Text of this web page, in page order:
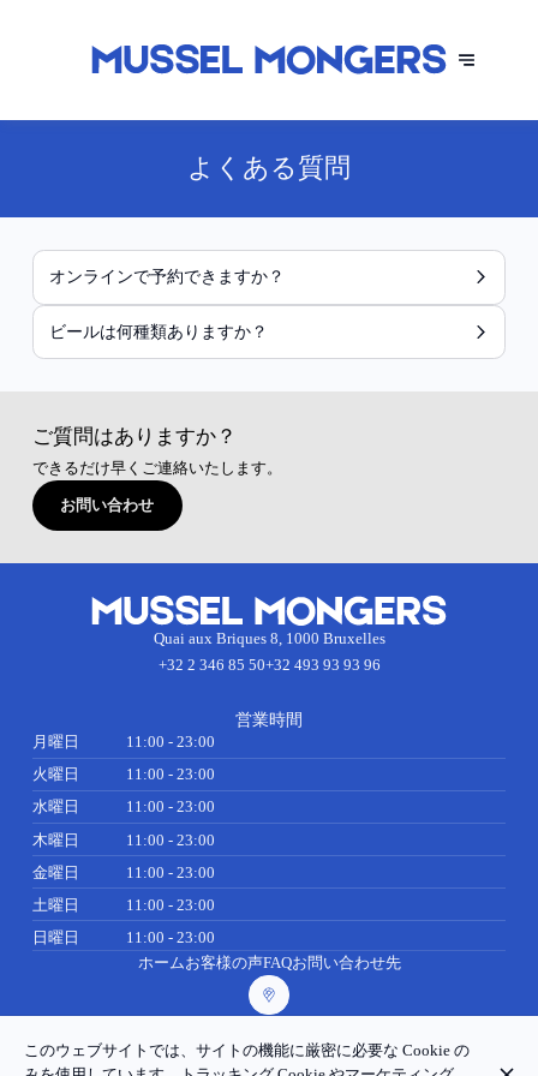
よくある質問
オンラインで予約できますか？
ビールは何種類ありますか？
ご質問はありますか？
できるだけ早くご連絡いたします。
お問い合わせ
Quai aux Briques 8, 1000 Bruxelles
+32 2 346 85 50+32 493 93 93 96
営業時間
月曜日
11:00 - 23:00
火曜日
11:00 - 23:00
水曜日
11:00 - 23:00
木曜日
11:00 - 23:00
金曜日
11:00 - 23:00
土曜日
11:00 - 23:00
日曜日
11:00 - 23:00
ホームお客様の声FAQお問い合わせ先
© Mussel Mongers 2026
このウェブサイトでは、サイトの機能に厳密に必要な Cookie の